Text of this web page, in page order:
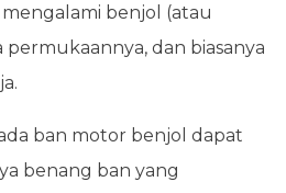
benjol (atau
dan biasanya
ban motor benjol dapat
benang ban yang